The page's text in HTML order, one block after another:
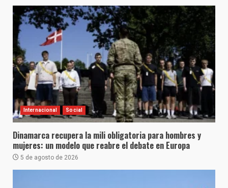
Internacional Social
Dinamarca recupera la mili obligatoria para hombres y
mujeres: un modelo que reabre el debate en Europa
5 de agosto de 2026